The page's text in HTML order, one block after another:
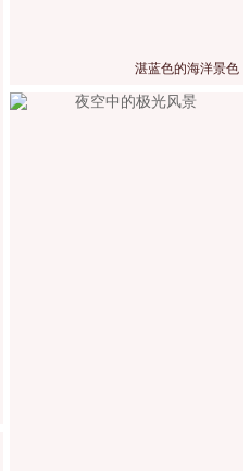
湛蓝色的海洋景色